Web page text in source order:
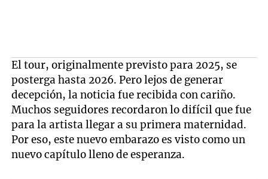
El tour, originalmente previsto para 2025, se
posterga hasta 2026. Pero lejos de generar
decepción, la noticia fue recibida con cariño.
Muchos seguidores recordaron lo difícil que fue
para la artista llegar a su primera maternidad.
Por eso, este nuevo embarazo es visto como un
nuevo capítulo lleno de esperanza.